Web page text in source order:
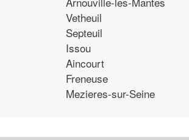
Vetheuil
Septeuil
Issou
Aincourt
Freneuse
Mezieres-sur-Seine